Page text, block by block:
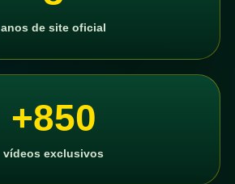
anos de site oficial
+850
vídeos exclusivos